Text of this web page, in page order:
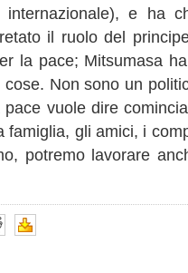
internazionale), e ha
il ruolo del
la pace; Mitsumasa
Non sono un
vuole dire
famiglia, gli amici, i
potremo lavorare